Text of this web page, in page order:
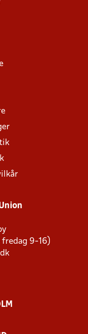
fredag 9-16)